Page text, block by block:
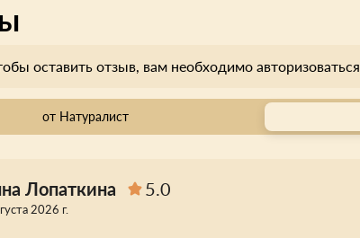
оставить отзыв, вам необходимо авторизоваться
от Натуралист
Лопаткина 5.0
2026 г.